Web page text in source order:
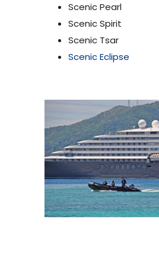
Scenic Pearl
Scenic Spirit
Scenic Tsar
Scenic Eclipse